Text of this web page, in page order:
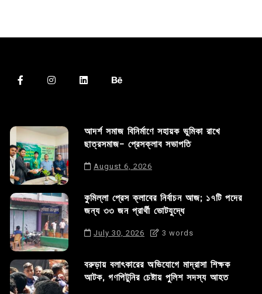
আদর্শ সমাজ বিনির্মাণে সহায়ক ভুমিকা রাখে
ছাত্রসমাজ- প্রেসক্লাব সভাপতি
August 6, 2026
কুমিল্লা প্রেস ক্লাবের নির্বাচন আজ; ১৭টি পদের
জন্য ৩৩ জন প্রার্থী ভোটযুদ্ধে
July 30, 2026 3 words
বরুড়ায় বলাৎকারের অভিযোগে মাদ্রাসা শিক্ষক
আটক, গণপিটুনির চেষ্টায় পুলিশ সদস্য আহত